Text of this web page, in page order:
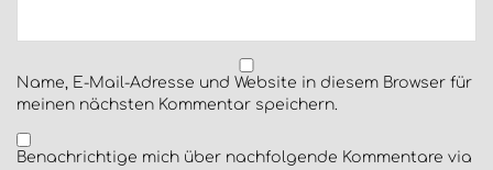
Name, E-Mail-Adresse und Website in diesem Browser für
meinen nächsten Kommentar speichern.
Benachrichtige mich über nachfolgende Kommentare via